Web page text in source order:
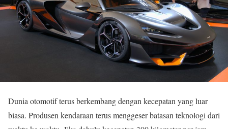
Dunia otomotif terus berkembang dengan kecepatan yang luar
biasa. Produsen kendaraan terus menggeser batasan teknologi dari